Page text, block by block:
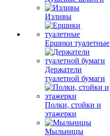
Изливы
Ершики туалетные
Держатели
туалетной бумаги
Полки, стойки и
этажерки
Мыльницы